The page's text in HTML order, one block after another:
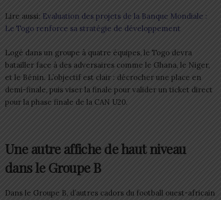
Lire aussi: Evaluation des projets de la Banque Mondiale :
Le Togo renforce sa stratégie de développement
Logé dans un groupe à quatre équipes, le Togo devra
batailler face à des adversaires comme le Ghana, le Niger,
et le Bénin. L’objectif est clair : décrocher une place en
demi-finale, puis viser la finale pour valider un ticket direct
pour la phase finale de la CAN U20.
Une autre affiche de haut niveau
dans le Groupe B
Dans le Groupe B, d’autres cadors du football ouest-africain